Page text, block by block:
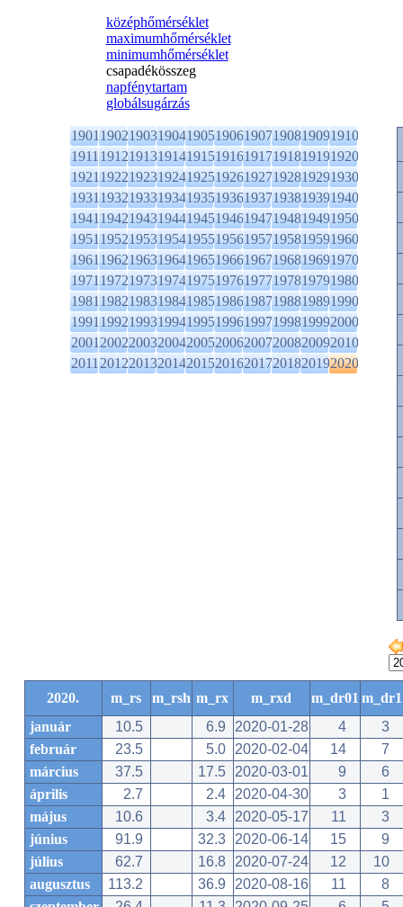
középhőmérséklet
maximumhőmérséklet
minimumhőmérséklet
csapadékösszeg
napfénytartam
globálsugárzás
1901190219031904190519061907190819091910
1911191219131914191519161917191819191920
1921192219231924192519261927192819291930
1931193219331934193519361937193819391940
1941194219431944194519461947194819491950
1951195219531954195519561957195819591960
1961196219631964196519661967196819691970
1971197219731974197519761977197819791980
1981198219831984198519861987198819891990
1991199219931994199519961997199819992000
2001200220032004200520062007200820092010
2011201220132014201520162017201820192020
2020. m_rs m_rsh m_rx m_rxd m_dr01 m_dr1
január
10.5 6.9 2020-01-28 4
3
február
23.5 5.0 2020-02-04 14
7
március
37.5 17.5 2020-03-01 9
6
április
2.7 2.4 2020-04-30 3
1
május
10.6 3.4 2020-05-17 11
3
június
91.9 32.3 2020-06-14 15
9
július
62.7 16.8 2020-07-24 12
10
augusztus
113.2 36.9 2020-08-16 11
8